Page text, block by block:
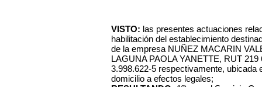
VISTO: las presentes actuaciones
habilitación del establecimiento
de la empresa NUÑEZ MACARIN
LAGUNA PAOLA YANETTE, RUT
3.998.622-5 respectivamente, ubicada
domicilio a efectos legales;